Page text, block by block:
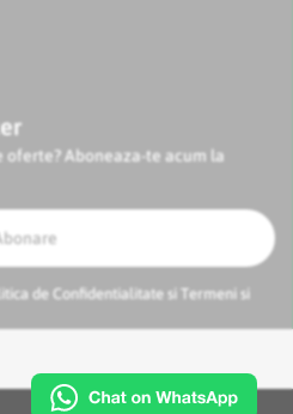
Aboneaza-te acum la
de Confidentialitate si
Termeni si